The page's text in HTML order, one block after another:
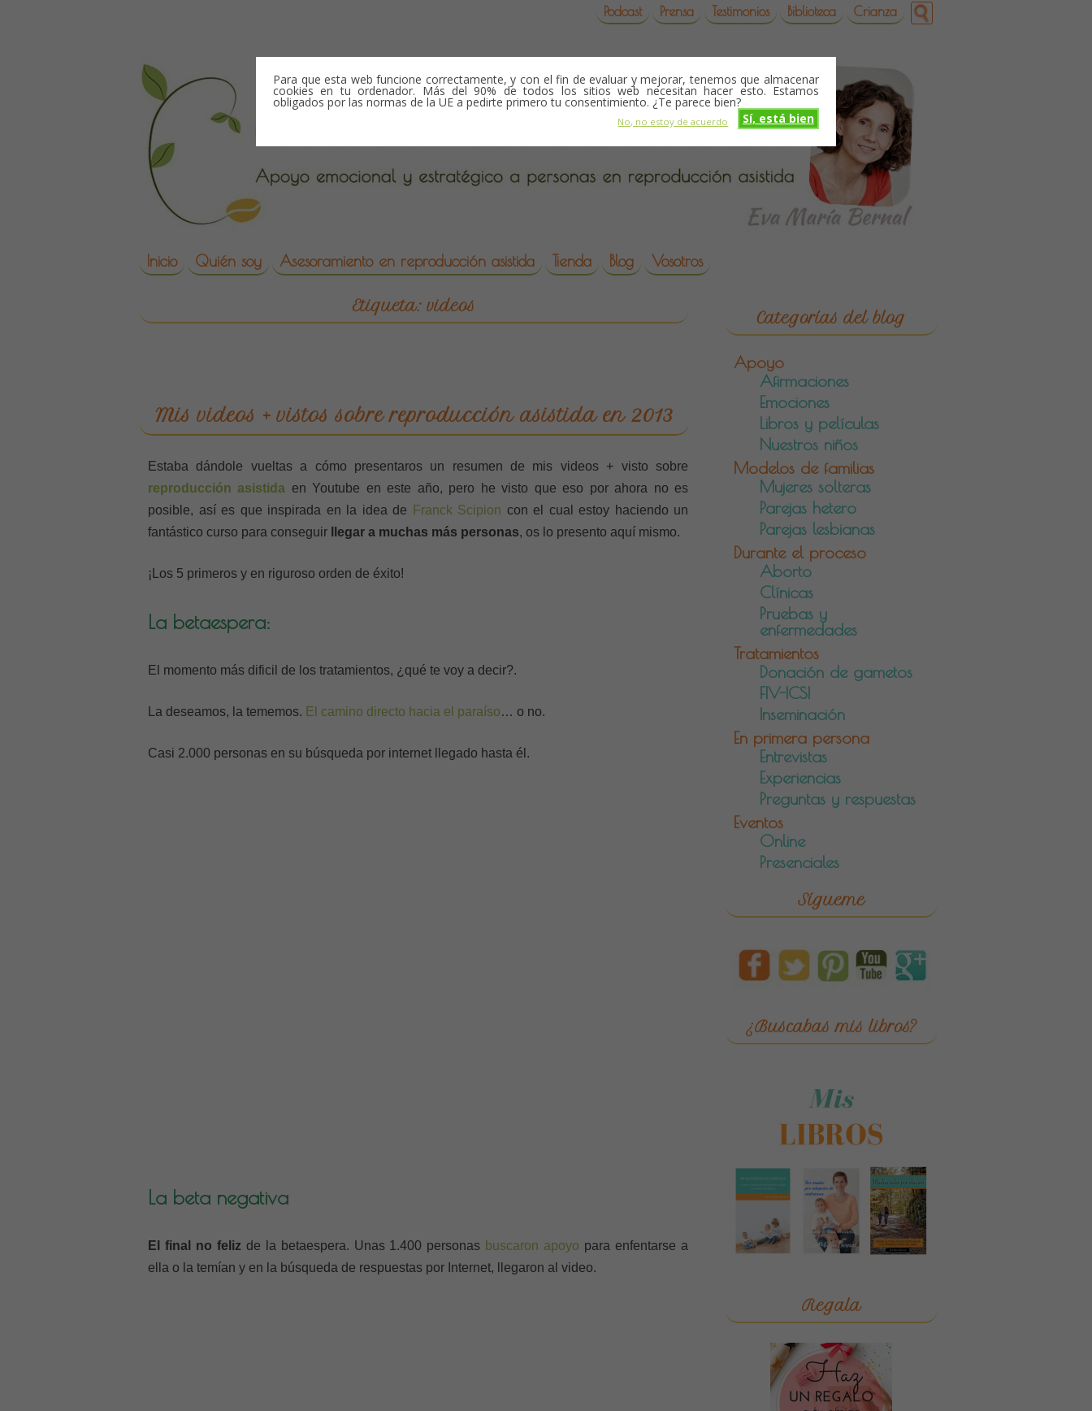
Para que esta web funcione correctamente, y con el fin de evaluar y mejorar, tenemos que almacenar
cookies en tu ordenador. Más del 90% de todos los sitios web necesitan hacer esto. Estamos
obligados por las normas de la UE a pedirte primero tu consentimiento. ¿Te parece bien?
Sí, está bien
No, no estoy de acuerdo
Podcast Prensa Testimonios Biblioteca Crianza
reproduccion asistida
Skip to content
Inicio Quién soy Asesoramiento en reproducción asistida Tienda Blog Vosotros
Etiqueta:videos
Mis videos + vistos sobre reproducción asistida en 2013
Estaba dándole vueltas a cómo presentaros un resumen de mis videos + visto sobre
reproducción asistida en Youtube en este año, pero he visto que eso por ahora no es
posible, así es que inspirada en la idea de
Franck Scipion con el cual estoy haciendo un
fantástico curso para conseguir
llegar a muchas más personas, os lo presento aquí mismo.
¡Los 5 primeros y en riguroso orden de éxito!
La betaespera:
El momento más dificil de los tratamientos, ¿qué te voy a decir?.
La deseamos, la tememos. El camino directo hacia el paraíso… o no.
Casi 2.000 personas en su búsqueda por internet llegado hasta él.
La beta negativa
El final no feliz de la betaespera. Unas 1.400 personas buscaron apoyo para enfentarse a
ella o la temían y en la búsqueda de respuestas por Internet, llegaron al video.
Categorías del blog
Apoyo
Afirmaciones
Emociones
Libros y películas
Nuestros niños
Modelos de familias
Mujeres solteras
Parejas hetero
Parejas lesbianas
Durante el proceso
Aborto
Clínicas
Pruebas y
enfermedades
Tratamientos
Donación de gametos
FIV-ICSI
Inseminación
En primera persona
Entrevistas
Experiencias
Preguntas y respuestas
Eventos
Online
Presenciales
Sígueme
¿Buscabas mis libros?
Regala